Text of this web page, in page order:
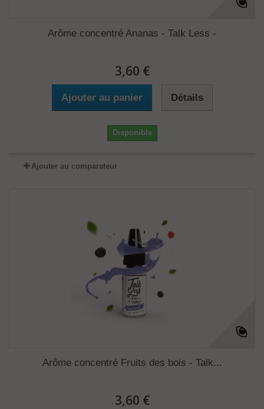
Arôme concentré Ananas - Talk Less -
3,60 €
Ajouter au panier Détails
Disponible
Ajouter au comparateur
Arôme concentré Fruits des bois - Talk...
3,60 €